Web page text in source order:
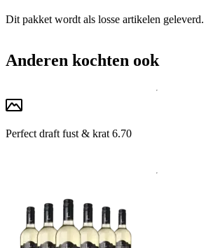
Dit pakket wordt als losse artikelen geleverd.
Anderen kochten ook
Perfect draft fust & krat 6.70